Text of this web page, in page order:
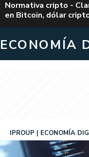
Normativa cripto -
en Bitcoin, dólar
ECONOMÍA
IPROUP ECONOMÍA